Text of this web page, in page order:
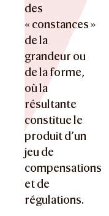
des
« constances »
de la
grandeur ou
de la forme,
où la
résultante
constitue le
produit d’un
jeu de
compensations
et de
régulations.